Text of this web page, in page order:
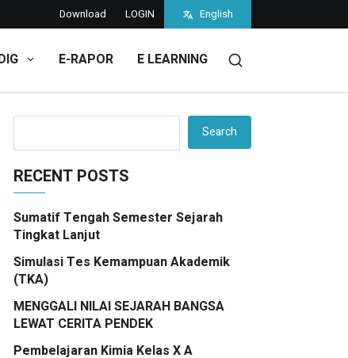
Download LOGIN English
E-RAPOR E LEARNING
Search
RECENT POSTS
Sumatif Tengah Semester Sejarah
Tingkat Lanjut
Simulasi Tes Kemampuan Akademik
(TKA)
MENGGALI NILAI SEJARAH BANGSA
LEWAT CERITA PENDEK
Pembelajaran Kimia Kelas X A